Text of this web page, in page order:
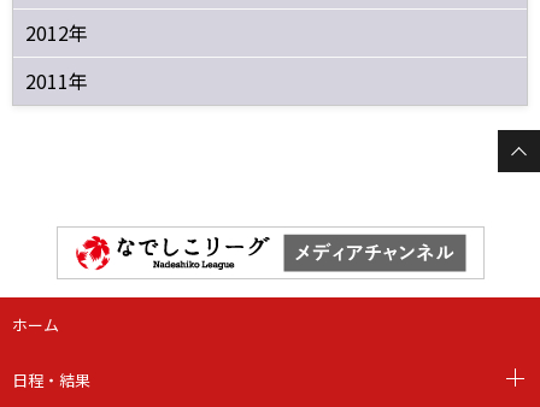
2012年
2011年
ホーム
日程・結果